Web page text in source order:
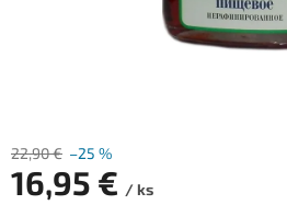
22,90 € –25 %
16,95 € / ks